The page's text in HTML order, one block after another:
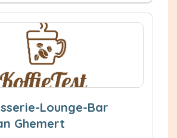
Lounge-Bar
Ghemert